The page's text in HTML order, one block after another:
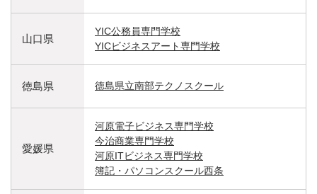
山口県
YIC公務員専門学校
YICビジネスアート専門学校
徳島県 徳島県立南部テクノスクール
愛媛県
河原電子ビジネス専門学校
今治商業専門学校
河原ITビジネス専門学校
簿記・パソコンスクール西条